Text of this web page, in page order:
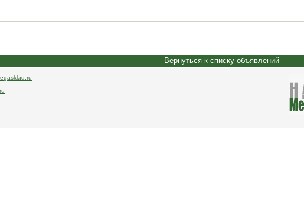
Вернуться к списку объявлений